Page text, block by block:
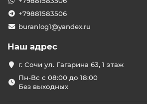
+79881583506
buranlog1@yandex.ru
Наш адрес
г. Сочи ул. Гагарина 63, 1 этаж
Пн-Вс с 08:00 до 18:00
Без выходных